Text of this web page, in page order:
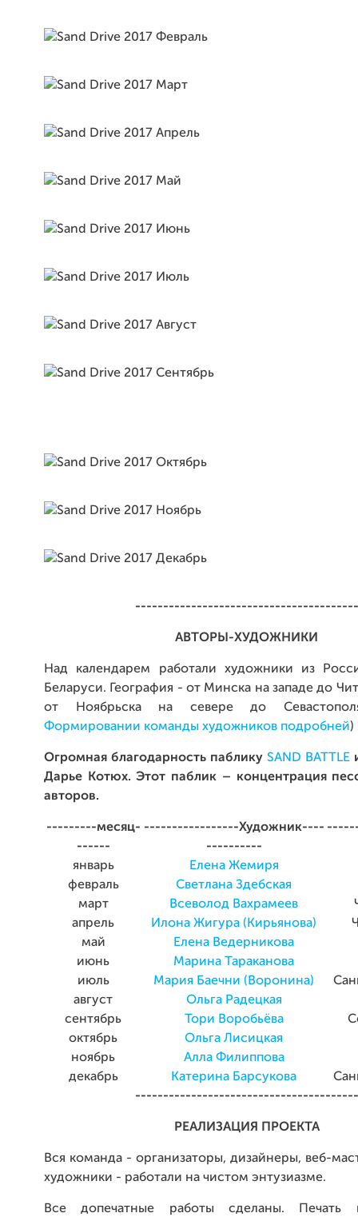
----------------------------------------
АВТОРЫ-ХУДОЖНИКИ
Над календарем работали художники из
Беларуси. География - от Минска на западе до
от Ноябрьска на севере до
Формировании команды художников подробней)
Огромная благодарность паблику SAND BATTLE
Дарье Котюх. Этот паблик – концентрация
авторов.
---------месяц-
------
-----------------Художник----
----------
январь
Елена Жемиря
февраль
Светлана Здебская
март
Всеволод Вахрамеев
апрель
Илона Жигура (Кирьянова)
май
Елена Ведерникова
июнь
Марина Тараканова
июль
Мария Баечни (Воронина)
август
Ольга Радецкая
сентябрь
Тори Воробьёва
октябрь
Ольга Лисицкая
ноябрь
Алла Филиппова
декабрь
Катерина Барсукова
----------------------------------------
РЕАЛИЗАЦИЯ ПРОЕКТА
Вся команда - организаторы, дизайнеры, веб-
художники - работали на чистом энтузиазме.
Все допечатные работы сделаны. Печать